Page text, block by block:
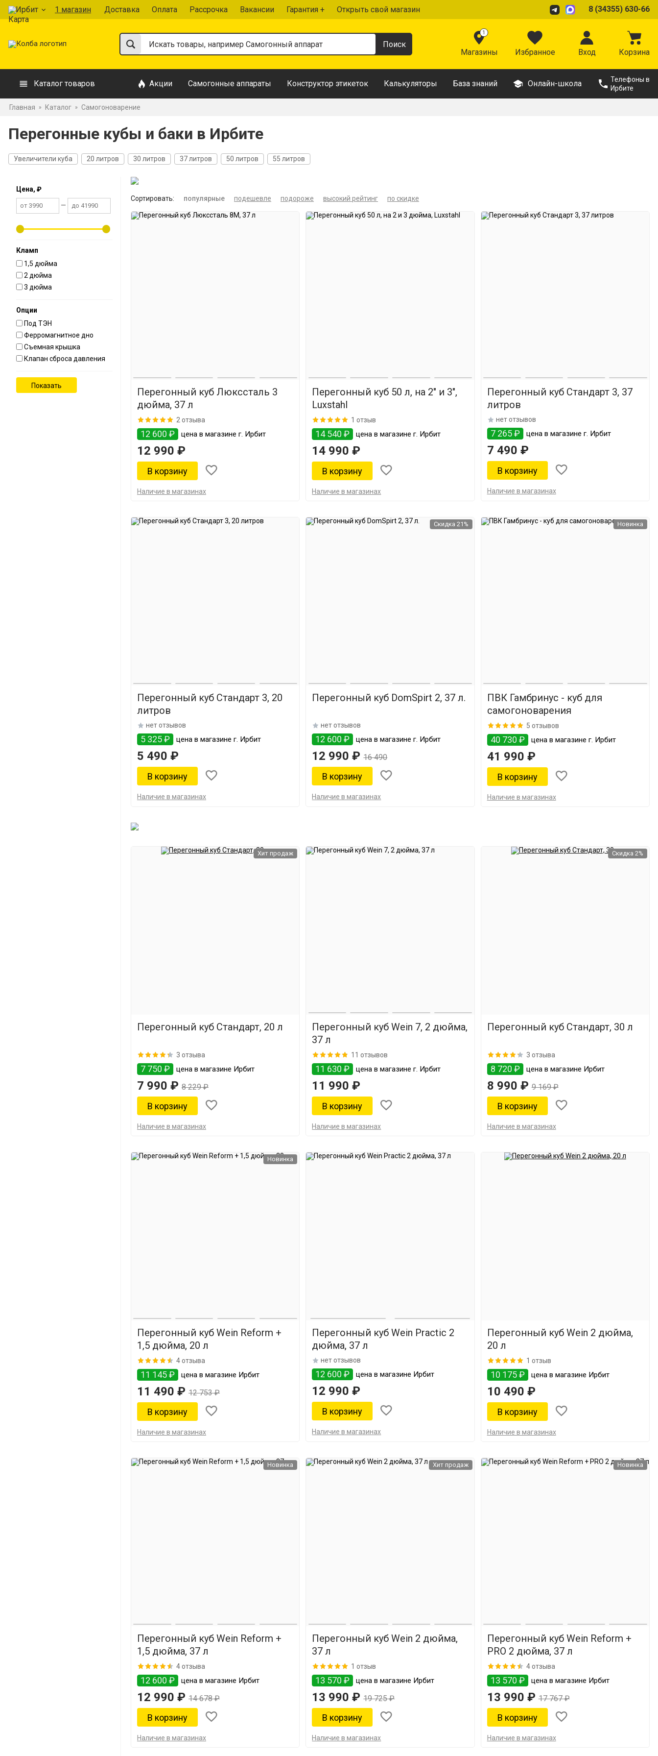
Ирбит 1 магазин Доставка Оплата Рассрочка Вакансии Гарантия + Открыть свой магазин 8 (34355) 630-66
1
Магазины Избранное Вход Корзина
Каталог товаров Акции Самогонные аппараты Конструктор этикеток Калькуляторы База знаний Онлайн-школа
Телефоны в
Ирбите
Главная » Каталог » Самогоноварение
Перегонные кубы и баки в Ирбите
Увеличители куба 20 литров 30 литров 37 литров 50 литров 55 литров
Цена, ₽
—
Кламп
1,5 дюйма
2 дюйма
3 дюйма
Опции
Под ТЭН
Ферромагнитное дно
Съемная крышка
Клапан сброса давления
Сортировать: популярные подешевле подороже высокий рейтинг по скидке
Перегонный куб Люкссталь 3
дюйма, 37 л
2 отзыва
12 600 ₽ цена в магазине г. Ирбит
12 990 ₽
Наличие в магазинах
Перегонный куб 50 л, на 2" и 3",
Luxstahl
1 отзыв
14 540 ₽ цена в магазине г. Ирбит
14 990 ₽
Наличие в магазинах
Перегонный куб Стандарт 3, 37
литров
нет отзывов
7 265 ₽ цена в магазине г. Ирбит
7 490 ₽
Наличие в магазинах
Перегонный куб Стандарт 3, 20
литров
нет отзывов
5 325 ₽ цена в магазине г. Ирбит
5 490 ₽
Наличие в магазинах
Скидка 21%
Перегонный куб DomSpirt 2, 37 л.
нет отзывов
12 600 ₽ цена в магазине г. Ирбит
12 990 ₽ 16 490
Наличие в магазинах
Новинка
ПВК Гамбринус - куб для
самогоноварения
5 отзывов
40 730 ₽ цена в магазине г. Ирбит
41 990 ₽
Наличие в магазинах
Хит продаж
Перегонный куб Стандарт, 20 л
3 отзыва
7 750 ₽ цена в магазине Ирбит
7 990 ₽ 8 229 ₽
Наличие в магазинах
Перегонный куб Wein 7, 2 дюйма,
37 л
11 отзывов
11 630 ₽ цена в магазине г. Ирбит
11 990 ₽
Наличие в магазинах
Скидка 2%
Перегонный куб Стандарт, 30 л
3 отзыва
8 720 ₽ цена в магазине Ирбит
8 990 ₽ 9 169 ₽
Наличие в магазинах
Новинка
Перегонный куб Wein Reform +
1,5 дюйма, 20 л
4 отзыва
11 145 ₽ цена в магазине Ирбит
11 490 ₽ 12 753 ₽
Наличие в магазинах
Перегонный куб Wein Practic 2
дюйма, 37 л
нет отзывов
12 600 ₽ цена в магазине Ирбит
12 990 ₽
Наличие в магазинах
Перегонный куб Wein 2 дюйма,
20 л
1 отзыв
10 175 ₽ цена в магазине Ирбит
10 490 ₽
Наличие в магазинах
Новинка
Перегонный куб Wein Reform +
1,5 дюйма, 37 л
4 отзыва
12 600 ₽ цена в магазине Ирбит
12 990 ₽ 14 678 ₽
Наличие в магазинах
Хит продаж
Перегонный куб Wein 2 дюйма,
37 л
1 отзыв
13 570 ₽ цена в магазине Ирбит
13 990 ₽ 19 725 ₽
Наличие в магазинах
Новинка
Перегонный куб Wein Reform +
PRO 2 дюйма, 37 л
4 отзыва
13 570 ₽ цена в магазине Ирбит
13 990 ₽ 17 767 ₽
Наличие в магазинах